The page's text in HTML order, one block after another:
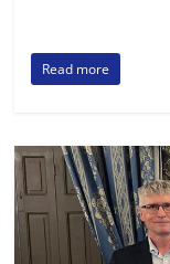
Read more